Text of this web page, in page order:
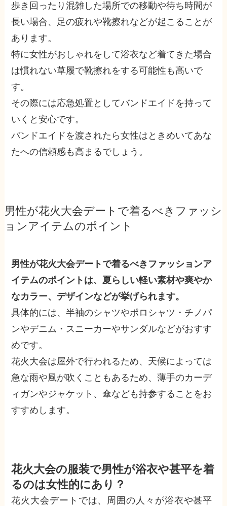
歩き回ったり混雑した場所での移動や待ち時間が
長い場合、足の疲れや靴擦れなどが起こることが
あります。
特に女性がおしゃれをして浴衣など着てきた場合
は慣れない草履で靴擦れをする可能性も高いで
す。
その際には応急処置としてバンドエイドを持って
いくと安心です。
バンドエイドを渡されたら女性はときめいてあな
たへの信頼感も高まるでしょう。
男性が花火大会デートで着るべきファッシ
ョンアイテムのポイント
男性が花火大会デートで着るべきファッションア
イテムのポイントは、夏らしい軽い素材や爽やか
なカラー、デザインなどが挙げられます。
具体的には、半袖のシャツやポロシャツ・チノパ
ンやデニム・スニーカーやサンダルなどがおすす
めです。
花火大会は屋外で行われるため、天候によっては
急な雨や風が吹くこともあるため、薄手のカーデ
ィガンやジャケット、傘なども持参することをお
すすめします。
花火大会の服装で男性が浴衣や甚平を着
るのは女性的にあり？
花火大会デートでは、周囲の人々が浴衣や甚平